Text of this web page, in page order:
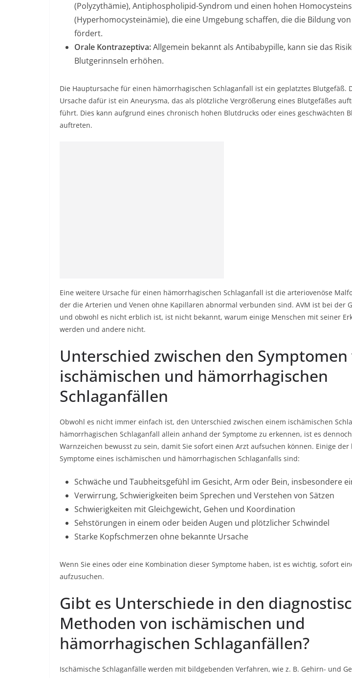
(Polyzythämie), Antiphospholipid-Syndrom und einen hohen
(Hyperhomocysteinämie), die eine Umgebung schaffen, die die Bildung
fördert.
Orale Kontrazeptiva:Allgemein bekannt als Antibabypille, kann sie das
Blutgerinnseln erhöhen.
Die Hauptursache für einen hämorrhagischen Schlaganfall ist ein geplatztes Blutgefäß.
Ursache dafür ist ein Aneurysma, das als plötzliche Vergrößerung eines Blutgefäßes
führt. Dies kann aufgrund eines chronisch hohen Blutdrucks oder eines geschwächten
auftreten.
Eine weitere Ursache für einen hämorrhagischen Schlaganfall ist die arteriovenöse
der die Arterien und Venen ohne Kapillaren abnormal verbunden sind. AVM ist bei der
und obwohl es nicht erblich ist, ist nicht bekannt, warum einige Menschen mit seiner
werden und andere nicht.
Unterschied zwischen den Symptomen
ischämischen und hämorrhagischen
Schlaganfällen
Obwohl es nicht immer einfach ist, den Unterschied zwischen einem ischämischen
hämorrhagischen Schlaganfall allein anhand der Symptome zu erkennen, ist es
Warnzeichen bewusst zu sein, damit Sie sofort einen Arzt aufsuchen können. Einige der
Symptome eines ischämischen und hämorrhagischen Schlaganfalls sind:
Schwäche und Taubheitsgefühl im Gesicht, Arm oder Bein, insbesondere
Verwirrung, Schwierigkeiten beim Sprechen und Verstehen von Sätzen
Schwierigkeiten mit Gleichgewicht, Gehen und Koordination
Sehstörungen in einem oder beiden Augen und plötzlicher Schwindel
Starke Kopfschmerzen ohne bekannte Ursache
Wenn Sie eines oder eine Kombination dieser Symptome haben, ist es wichtig, sofort
aufzusuchen.
Gibt es Unterschiede in den
Methoden von ischämischen und
hämorrhagischen Schlaganfällen?
Ischämische Schlaganfälle werden mit bildgebenden Verfahren, wie z. B. Gehirn- und